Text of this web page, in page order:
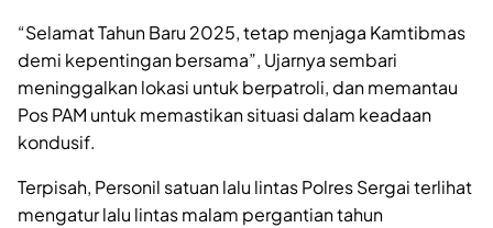
“Selamat Tahun Baru 2025, tetap menjaga Kamtibmas
demi kepentingan bersama”, Ujarnya sembari
meninggalkan lokasi untuk berpatroli, dan memantau
Pos PAM untuk memastikan situasi dalam keadaan
kondusif.
Terpisah, Personil satuan lalu lintas Polres Sergai terlihat
mengatur lalu lintas malam pergantian tahun